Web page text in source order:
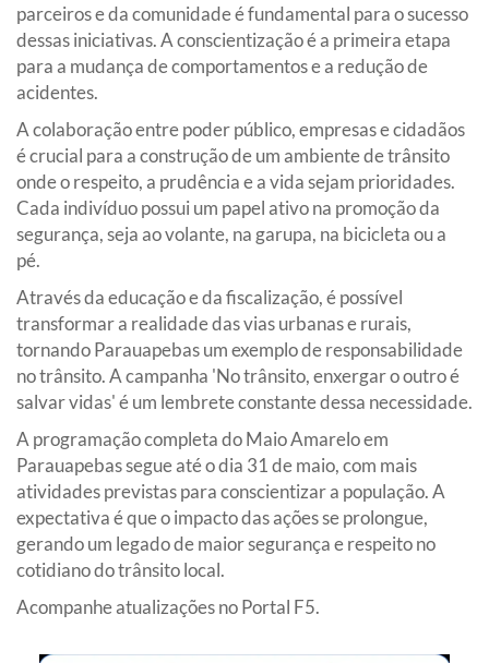
parceiros e da comunidade é fundamental para o sucesso
dessas iniciativas. A conscientização é a primeira etapa
para a mudança de comportamentos e a redução de
acidentes.
A colaboração entre poder público, empresas e cidadãos
é crucial para a construção de um ambiente de trânsito
onde o respeito, a prudência e a vida sejam prioridades.
Cada indivíduo possui um papel ativo na promoção da
segurança, seja ao volante, na garupa, na bicicleta ou a
pé.
Através da educação e da fiscalização, é possível
transformar a realidade das vias urbanas e rurais,
tornando Parauapebas um exemplo de responsabilidade
no trânsito. A campanha 'No trânsito, enxergar o outro é
salvar vidas' é um lembrete constante dessa necessidade.
A programação completa do Maio Amarelo em
Parauapebas segue até o dia 31 de maio, com mais
atividades previstas para conscientizar a população. A
expectativa é que o impacto das ações se prolongue,
gerando um legado de maior segurança e respeito no
cotidiano do trânsito local.
Acompanhe atualizações no Portal F5.